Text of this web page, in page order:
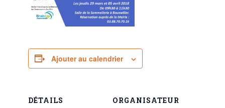
Ajouter au calendrier
DÉTAILS ORGANISATEUR